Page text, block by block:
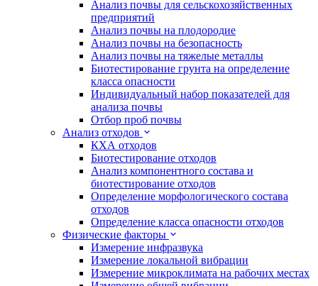
Анализ почвы для сельскохозяйственных
предприятий
Анализ почвы на плодородие
Анализ почвы на безопасность
Анализ почвы на тяжелые металлы
Биотестирование грунта на определение
класса опасности
Индивидуальный набор показателей для
анализа почвы
Отбор проб почвы
Анализ отходов
КХА отходов
Биотестирование отходов
Анализ компонентного состава и
биотестирование отходов
Определение морфологического состава
отходов
Определение класса опасности отходов
Физические факторы
Измерение инфразвука
Измерение локальной вибрации
Измерение микроклимата на рабочих местах